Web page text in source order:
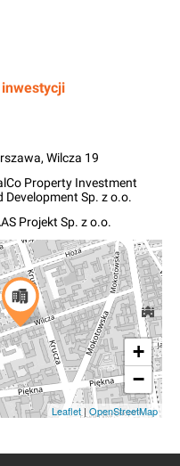
, Wilcza 19
Property Investment
Development Sp. z o.o.
Projekt Sp. z o.o.
+
−
Leaflet | OpenStreetMap